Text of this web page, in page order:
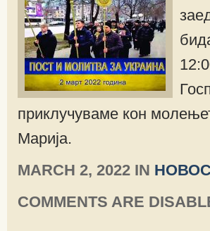
приклучуваме кон
Марија.
MARCH 2, 2022 IN
COMMENTS ARE